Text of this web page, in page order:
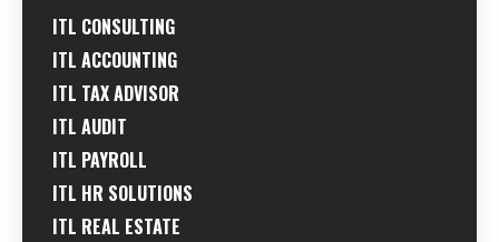
ITL CONSULTING
ITL ACCOUNTING
ITL TAX ADVISOR
ITL AUDIT
ITL PAYROLL
ITL HR SOLUTIONS
ITL REAL ESTATE